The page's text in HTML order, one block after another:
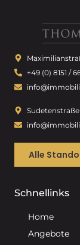
+49 (0) 8151 /
Alle
Schnellinks
Home
Angebote